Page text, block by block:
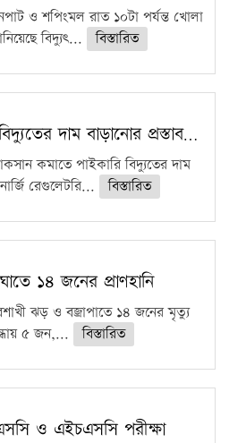
ও শপিংমল রাত ১০টা পর্যন্ত খোলা
বিদ্যুৎ...
বিস্তারিত
দাম বাড়ানোর প্রস্তাব…
কমাতে পাইকারি বিদ্যুতের দাম
রেগুলেটরি...
বিস্তারিত
১৪ জনের প্রাণহানি
ঝড় ও বজ্রাপাতে ১৪ জনের মৃত্যু
৫ জন,...
বিস্তারিত
ও এইচএসসি পরীক্ষা